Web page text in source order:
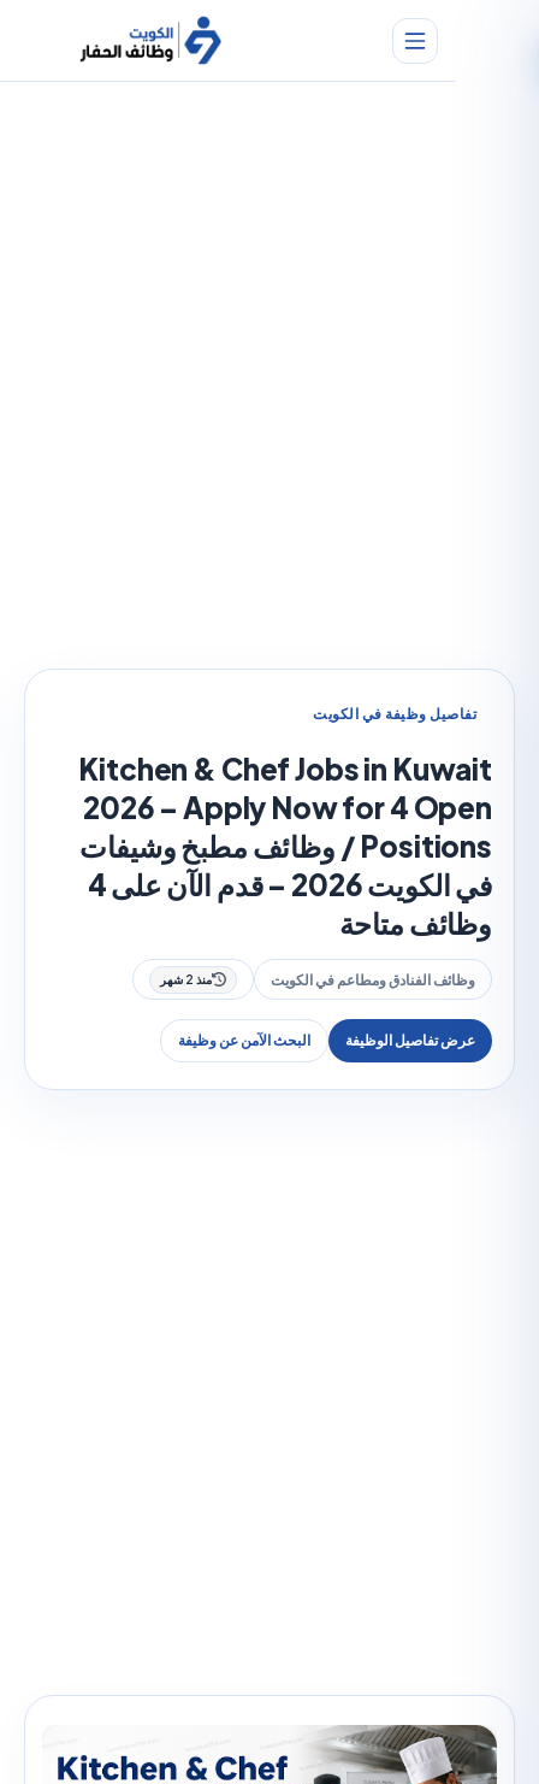
وظيفة في الكويت
Kitchen & Chef Jobs in
2026 – Apply Now for 4
Positions / وظائف مطبخ وشيفات
في الكويت 2026 – قدم الآن على 4
متاحة
الفنادق ومطاعم في الكويت منذ 2 شهر
تفاصيل الوظيفة البحث الآمن عن وظيفة